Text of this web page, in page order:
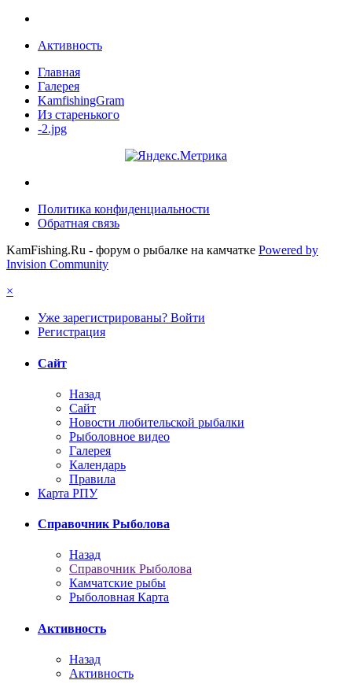
Активность
Главная
Галерея
KamfishingGram
Из старенького
-2.jpg
Политика конфиденциальности
Обратная связь
KamFishing.Ru - форум о рыбалке на камчатке Powered by
Invision Community
×
Уже зарегистрированы? Войти
Регистрация
Сайт
Назад
Сайт
Новости любительской рыбалки
Рыболовное видео
Галерея
Календарь
Правила
Карта РПУ
Справочник Рыболова
Назад
Справочник Рыболова
Камчатские рыбы
Рыболовная Карта
Активность
Назад
Активность